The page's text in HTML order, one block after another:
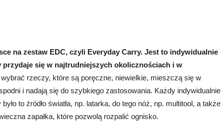
na zestaw EDC, czyli Everyday Carry. Jest to indywidualnie
się w najtrudniejszych okolicznościach i w
rzeczy, które są poręczne, niewielkie, mieszczą się w
i nadają się do szybkiego zastosowania. Każdy indywidualnie
to źródło światła, np. latarka, do tego nóż, np. multitool, a także
zapałka, które pozwolą rozpalić ognisko.